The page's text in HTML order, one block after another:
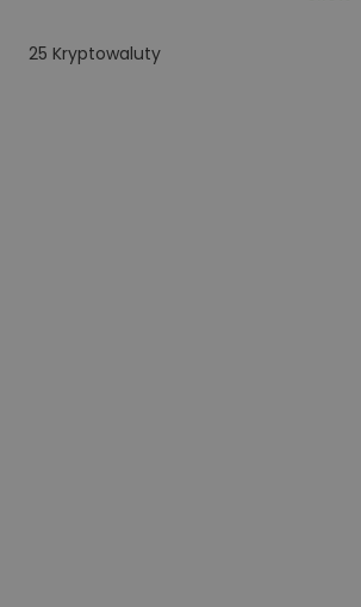
25 Kryptowaluty